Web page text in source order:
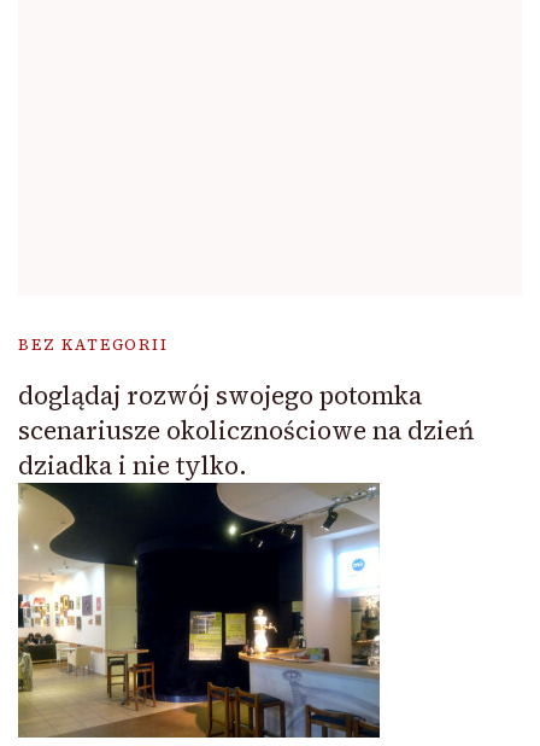
BEZ KATEGORII
doglądaj rozwój swojego potomka
scenariusze okolicznościowe na dzień
dziadka i nie tylko.